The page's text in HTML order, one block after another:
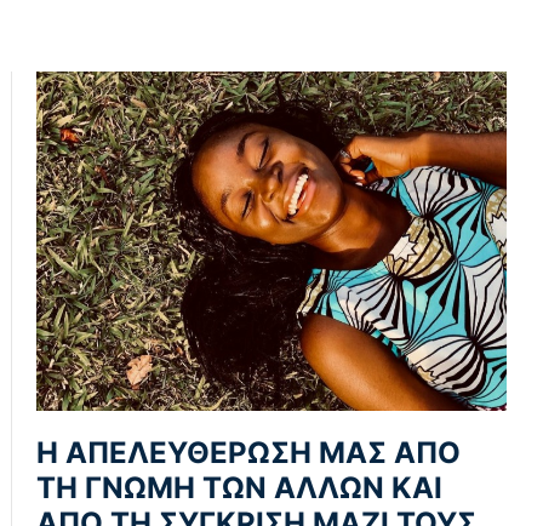
Η ΑΠΕΛΕΥΘΕΡΩΣΗ ΜΑΣ ΑΠΟ
ΤΗ ΓΝΩΜΗ ΤΩΝ ΑΛΛΩΝ ΚΑΙ